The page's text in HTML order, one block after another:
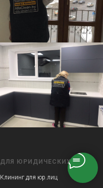
ДЛЯ ЮРИДИЧЕСКИХ ЛИЦ
Клининг для юр.лиц